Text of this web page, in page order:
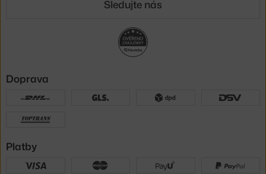
Sledujte nás
Doprava
Platby